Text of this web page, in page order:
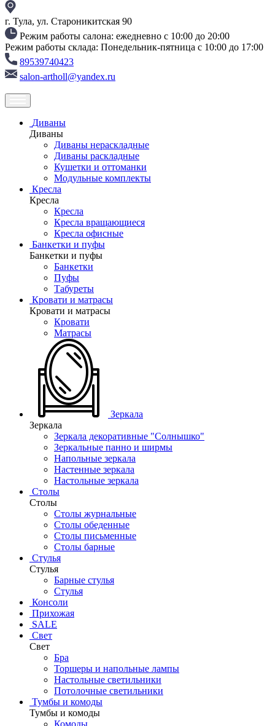
г. Тула, ул. Староникитская 90
Режим работы салона: ежедневно с 10:00 до 20:00
Режим работы склада: Понедельник-пятница с 10:00 до 17:00
89539740423
salon-artholl@yandex.ru
Диваны
Диваны
Диваны нераскладные
Диваны раскладные
Кушетки и оттоманки
Модульные комплекты
Кресла
Кресла
Кресла
Кресла вращающиеся
Кресла офисные
Банкетки и пуфы
Банкетки и пуфы
Банкетки
Пуфы
Табуреты
Кровати и матрасы
Кровати и матрасы
Кровати
Матрасы
Зеркала
Зеркала
Зеркала декоративные "Солнышко"
Зеркальные панно и ширмы
Напольные зеркала
Настенные зеркала
Настольные зеркала
Столы
Столы
Столы журнальные
Столы обеденные
Столы письменные
Столы барные
Стулья
Стулья
Барные стулья
Стулья
Консоли
Прихожая
SALE
Свет
Свет
Бра
Торшеры и напольные лампы
Настольные светильники
Потолочные светильники
Тумбы и комоды
Тумбы и комоды
Комоды